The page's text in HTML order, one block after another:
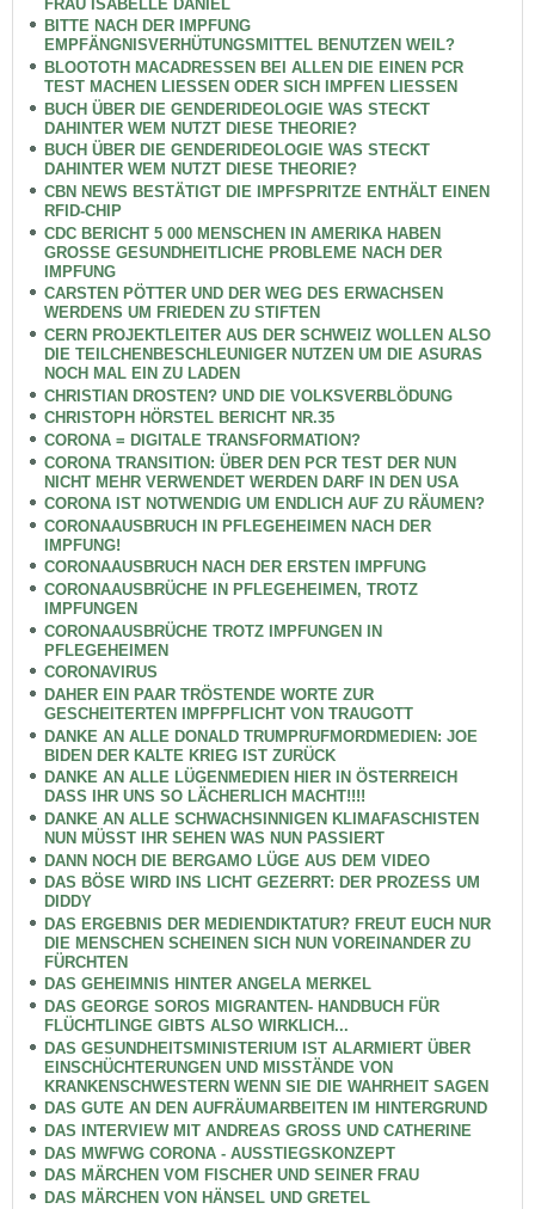
FRAU ISABELLE DANIEL
BITTE NACH DER IMPFUNG
EMPFÄNGNISVERHÜTUNGSMITTEL BENUTZEN WEIL?
BLOOTOTH MACADRESSEN BEI ALLEN DIE EINEN PCR
TEST MACHEN LIESSEN ODER SICH IMPFEN LIESSEN
BUCH ÜBER DIE GENDERIDEOLOGIE WAS STECKT
DAHINTER WEM NUTZT DIESE THEORIE?
BUCH ÜBER DIE GENDERIDEOLOGIE WAS STECKT
DAHINTER WEM NUTZT DIESE THEORIE?
CBN NEWS BESTÄTIGT DIE IMPFSPRITZE ENTHÄLT EINEN
RFID-CHIP
CDC BERICHT 5 000 MENSCHEN IN AMERIKA HABEN
GROSSE GESUNDHEITLICHE PROBLEME NACH DER
IMPFUNG
CARSTEN PÖTTER UND DER WEG DES ERWACHSEN
WERDENS UM FRIEDEN ZU STIFTEN
CERN PROJEKTLEITER AUS DER SCHWEIZ WOLLEN ALSO
DIE TEILCHENBESCHLEUNIGER NUTZEN UM DIE ASURAS
NOCH MAL EIN ZU LADEN
CHRISTIAN DROSTEN? UND DIE VOLKSVERBLÖDUNG
CHRISTOPH HÖRSTEL BERICHT NR.35
CORONA = DIGITALE TRANSFORMATION?
CORONA TRANSITION: ÜBER DEN PCR TEST DER NUN
NICHT MEHR VERWENDET WERDEN DARF IN DEN USA
CORONA IST NOTWENDIG UM ENDLICH AUF ZU RÄUMEN?
CORONAAUSBRUCH IN PFLEGEHEIMEN NACH DER
IMPFUNG!
CORONAAUSBRUCH NACH DER ERSTEN IMPFUNG
CORONAAUSBRÜCHE IN PFLEGEHEIMEN, TROTZ
IMPFUNGEN
CORONAAUSBRÜCHE TROTZ IMPFUNGEN IN
PFLEGEHEIMEN
CORONAVIRUS
DAHER EIN PAAR TRÖSTENDE WORTE ZUR
GESCHEITERTEN IMPFPFLICHT VON TRAUGOTT
DANKE AN ALLE DONALD TRUMPRUFMORDMEDIEN: JOE
BIDEN DER KALTE KRIEG IST ZURÜCK
DANKE AN ALLE LÜGENMEDIEN HIER IN ÖSTERREICH
DASS IHR UNS SO LÄCHERLICH MACHT!!!!
DANKE AN ALLE SCHWACHSINNIGEN KLIMAFASCHISTEN
NUN MÜSST IHR SEHEN WAS NUN PASSIERT
DANN NOCH DIE BERGAMO LÜGE AUS DEM VIDEO
DAS BÖSE WIRD INS LICHT GEZERRT: DER PROZESS UM
DIDDY
DAS ERGEBNIS DER MEDIENDIKTATUR? FREUT EUCH NUR
DIE MENSCHEN SCHEINEN SICH NUN VOREINANDER ZU
FÜRCHTEN
DAS GEHEIMNIS HINTER ANGELA MERKEL
DAS GEORGE SOROS MIGRANTEN- HANDBUCH FÜR
FLÜCHTLINGE GIBTS ALSO WIRKLICH...
DAS GESUNDHEITSMINISTERIUM IST ALARMIERT ÜBER
EINSCHÜCHTERUNGEN UND MISSTÄNDE VON
KRANKENSCHWESTERN WENN SIE DIE WAHRHEIT SAGEN
DAS GUTE AN DEN AUFRÄUMARBEITEN IM HINTERGRUND
DAS INTERVIEW MIT ANDREAS GROSS UND CATHERINE
DAS MWFWG CORONA - AUSSTIEGSKONZEPT
DAS MÄRCHEN VOM FISCHER UND SEINER FRAU
DAS MÄRCHEN VON HÄNSEL UND GRETEL